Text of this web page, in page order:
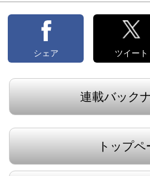
シェア ツイート
連載バック
トップペ